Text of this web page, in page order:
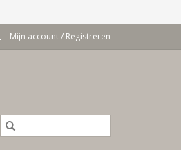
Mijn account / Registreren